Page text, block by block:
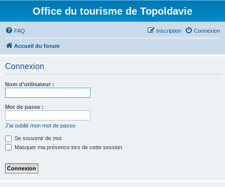
Office du tourisme de Topoldavie
FAQ Connexion
Inscription
Accueil du forum
Connexion
Nom d’utilisateur :
Mot de passe :
J’ai oublié mon mot de passe
Se souvenir de moi
Masquer ma présence lors de cette session